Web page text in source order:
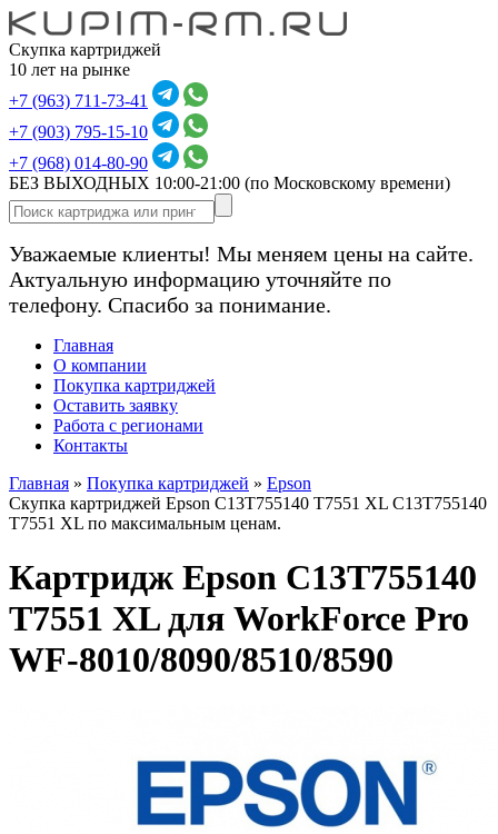
Скупка картриджей
10 лет на рынке
+7 (963) 711-73-41
+7 (903) 795-15-10
+7 (968) 014-80-90
БЕЗ ВЫХОДНЫХ 10:00-21:00 (по Московскому времени)
Уважаемые клиенты! Мы меняем цены на сайте.
Актуальную информацию уточняйте по
телефону. Спасибо за понимание.
Главная
О компании
Покупка картриджей
Оставить заявку
Работа с регионами
Контакты
Главная » Покупка картриджей » Epson
Скупка картриджей Epson C13T755140 T7551 XL C13T755140
T7551 XL по максимальным ценам.
Картридж Epson C13T755140
T7551 XL для WorkForce Pro
WF-8010/8090/8510/8590